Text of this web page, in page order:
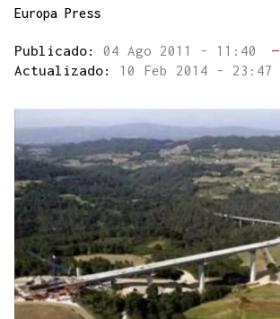
Europa Press
Publicado: 04 Ago 2011 - 11:40
—
Actualizado: 10 Feb 2014 - 23:47